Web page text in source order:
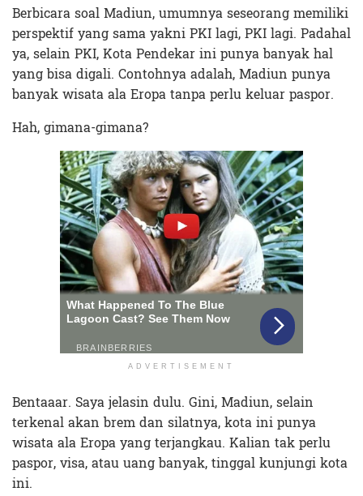
Berbicara soal Madiun, umumnya seseorang memiliki
perspektif yang sama yakni PKI lagi, PKI lagi. Padahal
ya, selain PKI, Kota Pendekar ini punya banyak hal
yang bisa digali. Contohnya adalah, Madiun punya
banyak wisata ala Eropa tanpa perlu keluar paspor.
Hah, gimana-gimana?
ADVERTISEMENT
Bentaaar. Saya jelasin dulu. Gini, Madiun, selain
terkenal akan brem dan silatnya, kota ini punya
wisata ala Eropa yang terjangkau. Kalian tak perlu
paspor, visa, atau uang banyak, tinggal kunjungi kota
ini.